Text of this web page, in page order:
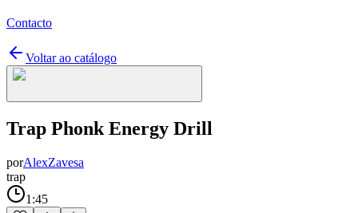
Contacto
Voltar ao catálogo
Trap Phonk Energy Drill
porAlexZavesa
trap
1:45